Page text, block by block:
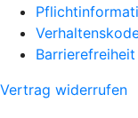
Barrierefreiheit
Vertrag widerrufen